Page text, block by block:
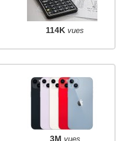
114K vues
3M vues